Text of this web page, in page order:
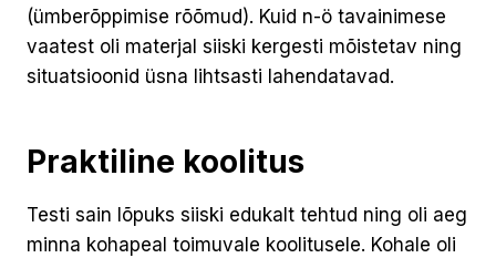
(ümberõppimise rõõmud). Kuid n-ö tavainimese
vaatest oli materjal siiski kergesti mõistetav ning
situatsioonid üsna lihtsasti lahendatavad.
Praktiline koolitus
Testi sain lõpuks siiski edukalt tehtud ning oli aeg
minna kohapeal toimuvale koolitusele. Kohale oli